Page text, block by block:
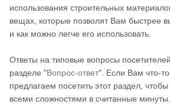
использования строительных
вещах, которые позволят Вам быстрее
и как можно легче его использовать.
Ответы на типовые вопросы
разделе "Вопрос-ответ". Если Вам что-
предлагаем посетить этот раздел,
всеми сложностями в считанные